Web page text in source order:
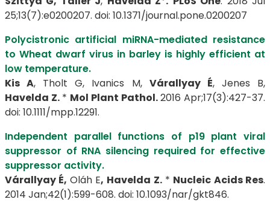
25;13(7):e0200207. doi: 10.1371/journal.pone.0200207
Polycistronic artificial miRNA-mediated resistance
to Wheat dwarf virus in barley is highly efficient at
low temperature.
Kis A, Tholt G, Ivanics M, Várallyay É, Jenes B,
Havelda Z.* Mol Plant Pathol.2016 Apr;17(3):427-37.
doi: 10.1111/mpp.12291.
Independent parallel functions of p19 plant viral
suppressor of RNA silencing required for effective
suppressor activity.
Várallyay É, Oláh E, Havelda Z.* Nucleic Acids Res.
2014 Jan;42(1):599-608. doi: 10.1093/nar/gkt846.